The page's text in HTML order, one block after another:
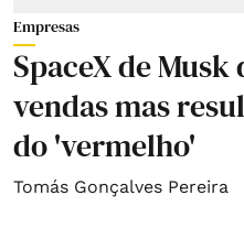
Empresas
SpaceX de
vendas mas
do 'vermelho'
Tomás Gonçalves Pereira